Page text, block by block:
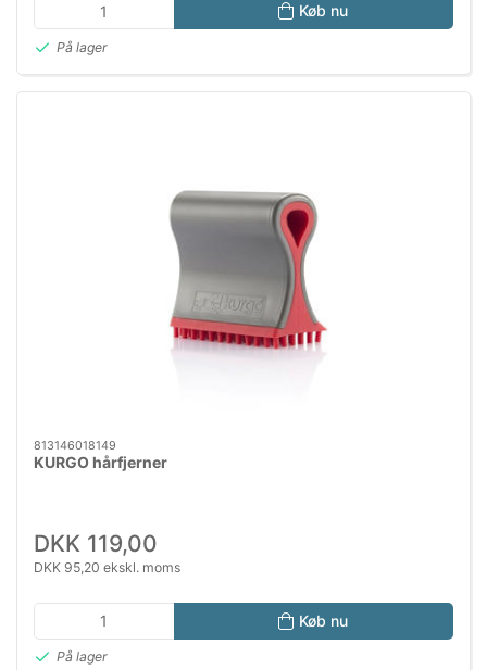
Køb nu
På lager
813146018149
KURGO hårfjerner
DKK 119,00
DKK 95,20 ekskl. moms
Køb nu
På lager